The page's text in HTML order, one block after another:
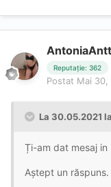
Reputație: 362
Postat Mai 30,
La 30.05.2021
Ți-am dat mesaj in
Aștept un răspuns.